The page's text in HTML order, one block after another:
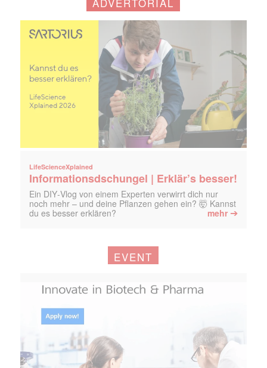
LifeScienceXplained
Informationsdschungel | Erklär’s besser!
Ein DIY‑Vlog von einem Experten verwirrt dich nur
noch mehr – und deine Pflanzen gehen ein? 🤯 Kannst
du es besser erklären?
mehr ➔
EVENT